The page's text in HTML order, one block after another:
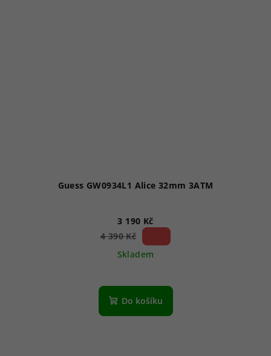
Guess GW0934L1 Alice 32mm 3ATM
3 190 Kč
4 390 Kč
Skladem
Do košíku